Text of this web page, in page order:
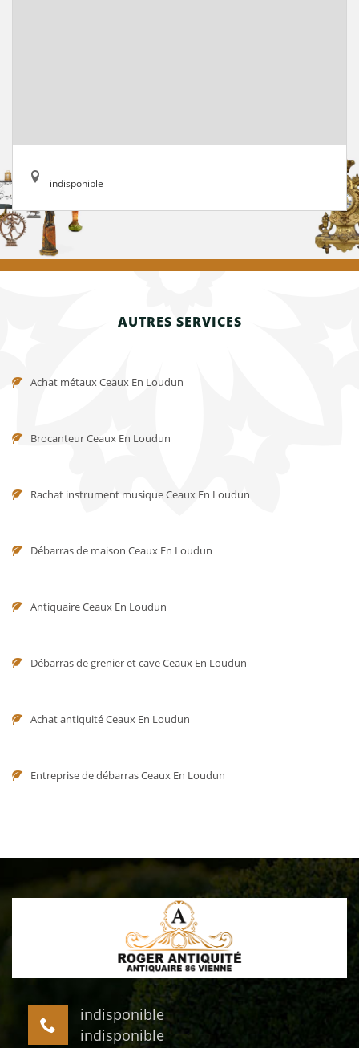
indisponible
AUTRES SERVICES
Achat métaux Ceaux En Loudun
Brocanteur Ceaux En Loudun
Rachat instrument musique Ceaux En Loudun
Débarras de maison Ceaux En Loudun
Antiquaire Ceaux En Loudun
Débarras de grenier et cave Ceaux En Loudun
Achat antiquité Ceaux En Loudun
Entreprise de débarras Ceaux En Loudun
indisponible
indisponible